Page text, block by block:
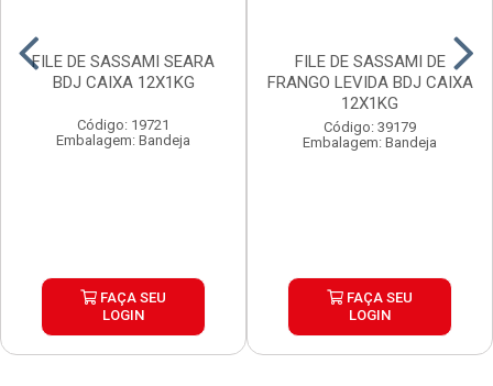
FILE DE SASSAMI SEARA
BDJ CAIXA 12X1KG
Código: 19721
Embalagem: Bandeja
FAÇA SEU
LOGIN
FILE DE SASSAMI DE
FRANGO LEVIDA BDJ CAIXA
12X1KG
Código: 39179
Embalagem: Bandeja
FAÇA SEU
LOGIN